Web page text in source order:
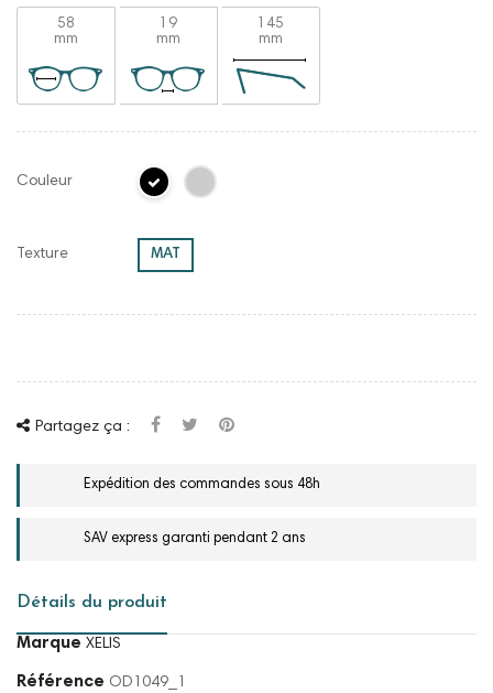
58
mm
19
mm
145
mm
Couleur
Texture MAT
Partagez ça :
Expédition des commandes sous 48h
SAV express garanti pendant 2 ans
Détails du produit
Marque XELIS
Référence OD1049_1